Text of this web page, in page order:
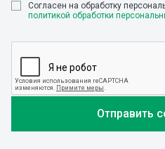
Cогласен на обработку
политикой обработки